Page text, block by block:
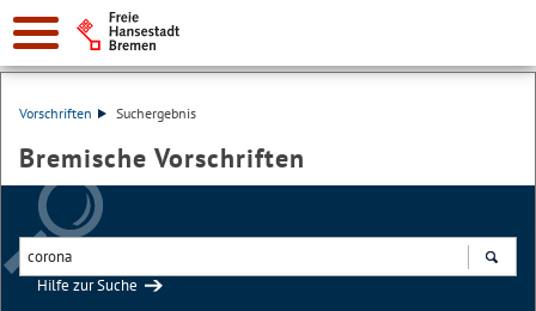
Vorschriften Suchergebnis
Bremische Vorschriften
Hilfe zur Suche